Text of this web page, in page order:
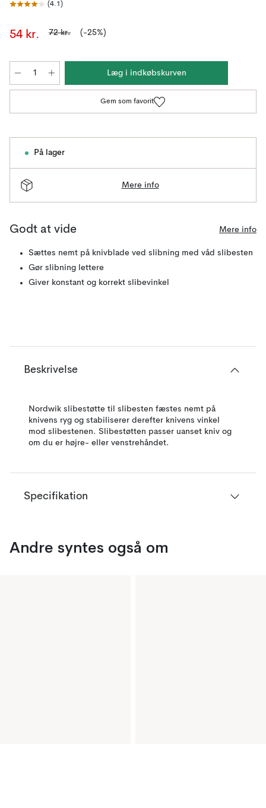
(4.1 )
54 kr. 72 kr. (-25%)
Læg i indkøbskurven
Gem som favorit
På lager
Mere info
Godt at vide Mere info
Sættes nemt på knivblade ved slibning med våd slibesten
Gør slibning lettere
Giver konstant og korrekt slibevinkel
Beskrivelse
Nordwik slibestøtte til slibesten fæstes nemt på
knivens ryg og stabiliserer derefter knivens vinkel
mod slibestenen. Slibestøtten passer uanset kniv og
om du er højre- eller venstrehåndet.
Specifikation
Andre syntes også om